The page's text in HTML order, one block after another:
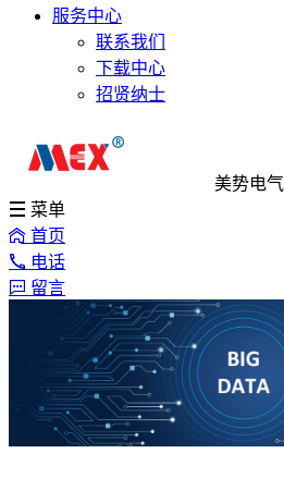
服务中心
联系我们
下载中心
招贤纳士
美势电气
菜单
首页
电话
留言